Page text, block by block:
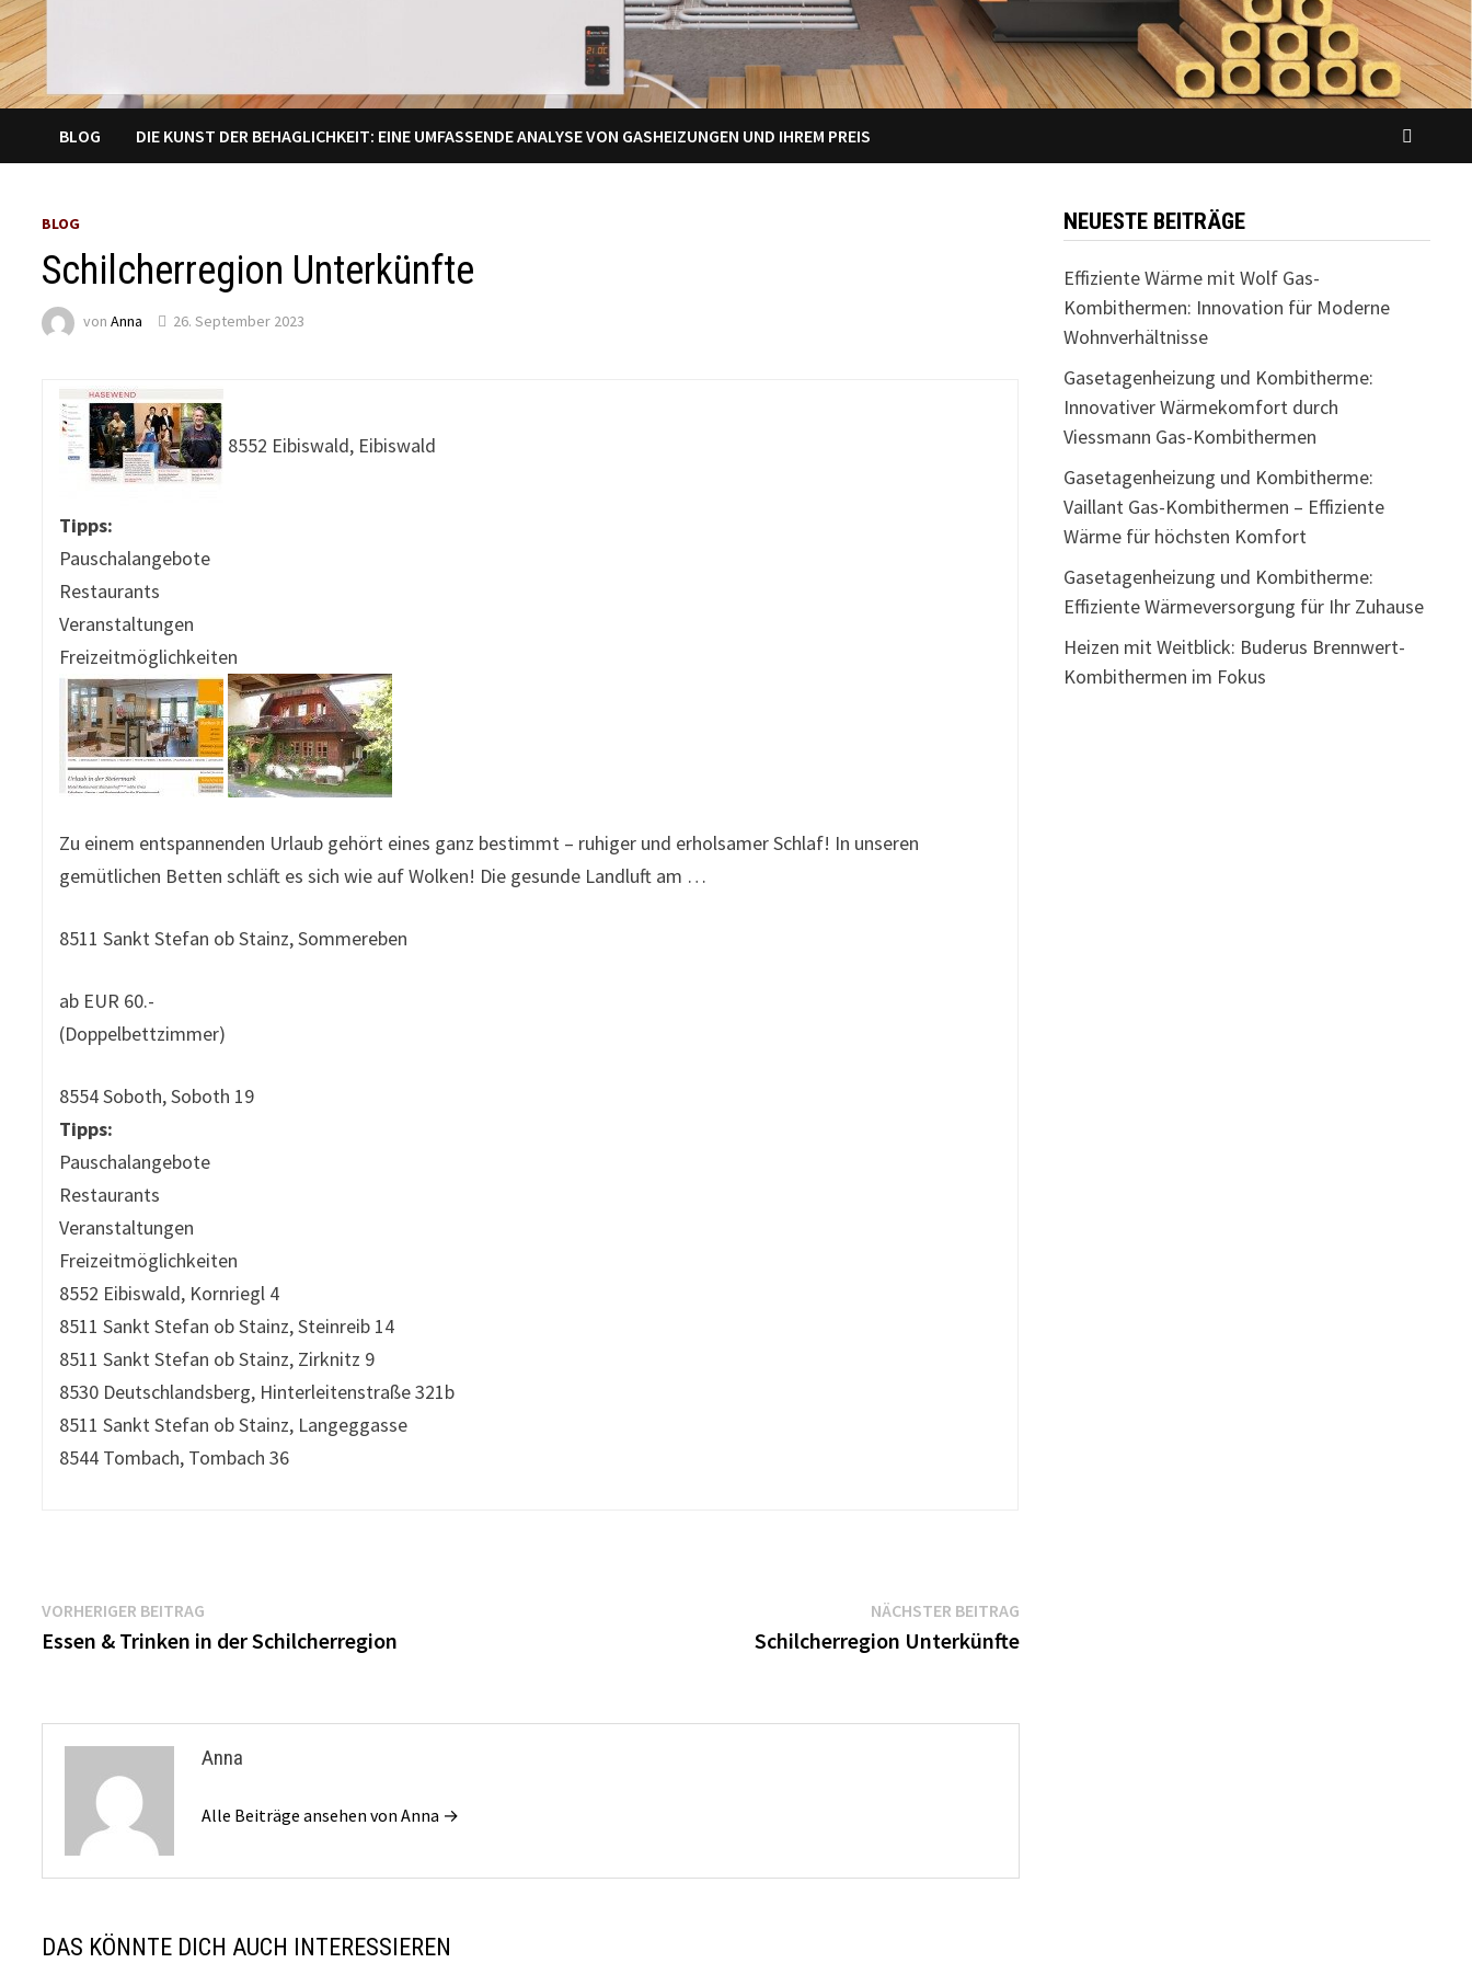
BLOG DIE KUNST DER BEHAGLICHKEIT: EINE UMFASSENDE ANALYSE VON GASHEIZUNGEN UND IHREM PREIS
BLOG
Schilcherregion Unterkünfte
vonAnna 26. September 2023
8552 Eibiswald, Eibiswald
Tipps:
Pauschalangebote
Restaurants
Veranstaltungen
Freizeitmöglichkeiten
Zu einem entspannenden Urlaub gehört eines ganz bestimmt – ruhiger und erholsamer Schlaf! In unseren
gemütlichen Betten schläft es sich wie auf Wolken! Die gesunde Landluft am …
8511 Sankt Stefan ob Stainz, Sommereben
ab EUR 60.-
(Doppelbettzimmer)
8554 Soboth, Soboth 19
Tipps:
Pauschalangebote
Restaurants
Veranstaltungen
Freizeitmöglichkeiten
8552 Eibiswald, Kornriegl 4
8511 Sankt Stefan ob Stainz, Steinreib 14
8511 Sankt Stefan ob Stainz, Zirknitz 9
8530 Deutschlandsberg, Hinterleitenstraße 321b
8511 Sankt Stefan ob Stainz, Langeggasse
8544 Tombach, Tombach 36
Beitrags-
Navigation
VORHERIGER BEITRAG
Beitrag:
Essen & Trinken in der Schilcherregion
NÄCHSTER BEITRAGNächster
Beitrag:
Schilcherregion Unterkünfte
Anna
Alle Beiträge ansehen von Anna →
DAS KÖNNTE DICH AUCH INTERESSIEREN
NEUESTE BEITRÄGE
Effiziente Wärme mit Wolf Gas-
Kombithermen: Innovation für Moderne
Wohnverhältnisse
Gasetagenheizung und Kombitherme:
Innovativer Wärmekomfort durch
Viessmann Gas-Kombithermen
Gasetagenheizung und Kombitherme:
Vaillant Gas-Kombithermen – Effiziente
Wärme für höchsten Komfort
Gasetagenheizung und Kombitherme:
Effiziente Wärmeversorgung für Ihr Zuhause
Heizen mit Weitblick: Buderus Brennwert-
Kombithermen im Fokus